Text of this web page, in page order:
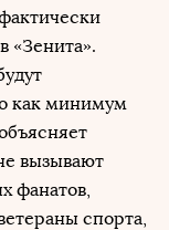
«Зенита».
как минимум
вызывают
фанатов,
спорта,